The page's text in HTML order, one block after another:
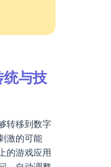
统与技
转移到数字
激的可能
的游戏应用